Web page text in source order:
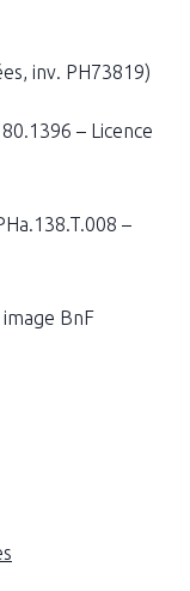
inv. PH73819)
– Licence
–
BnF